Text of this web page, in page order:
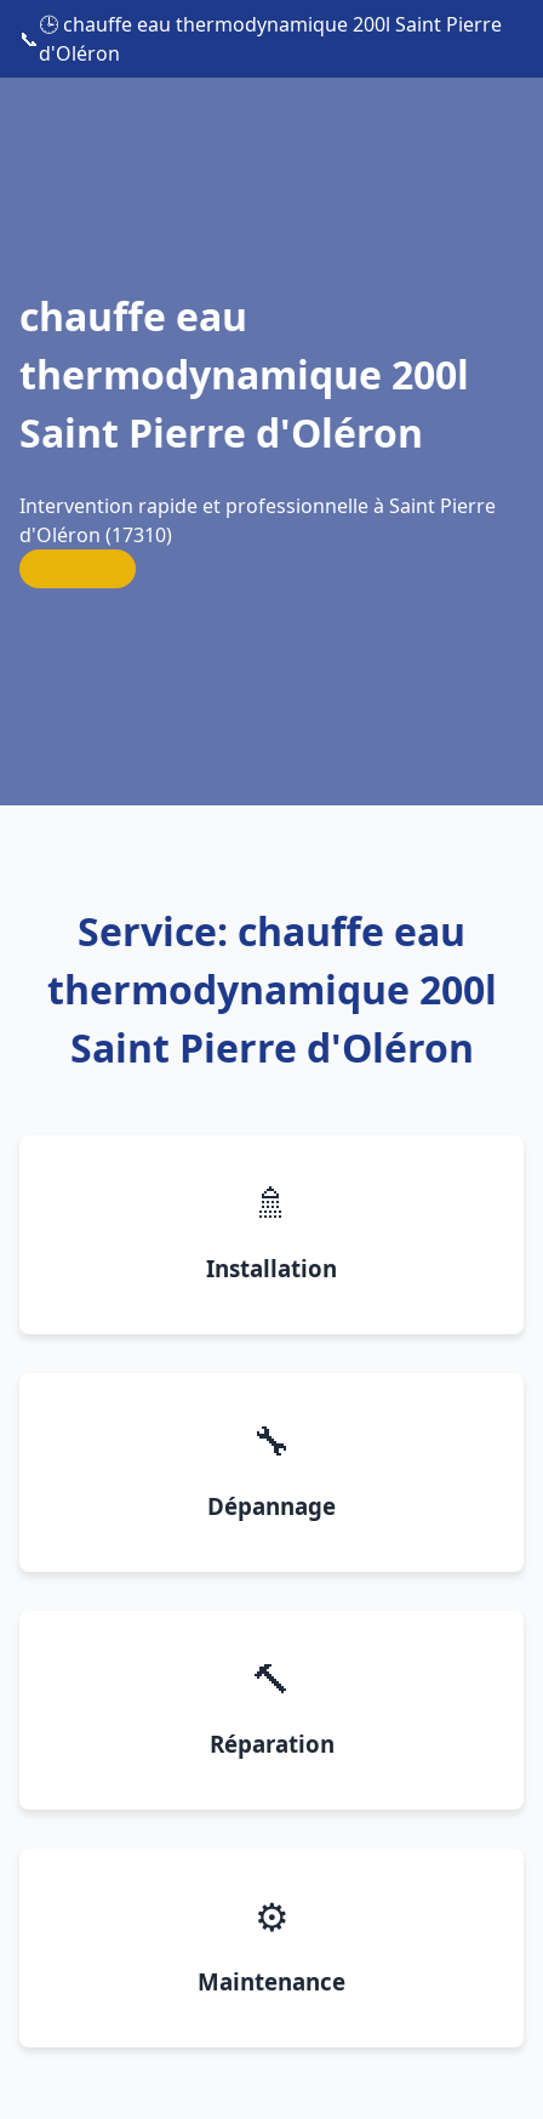
📞
🕒 chauffe eau thermodynamique 200l Saint Pierre
d'Oléron
chauffe eau
thermodynamique 200l
Saint Pierre d'Oléron
Intervention rapide et professionnelle à Saint Pierre
d'Oléron (17310)
Service: chauffe eau
thermodynamique 200l
Saint Pierre d'Oléron
🚿
Installation
🔧
Dépannage
🔨
Réparation
⚙️
Maintenance